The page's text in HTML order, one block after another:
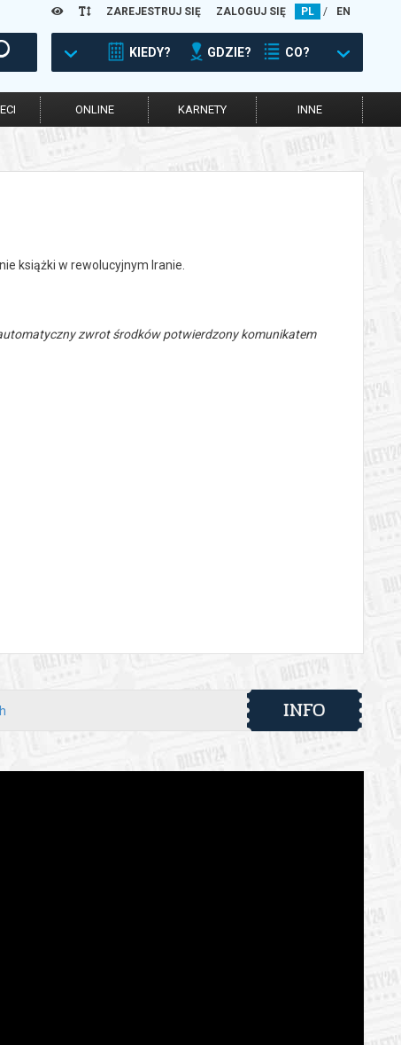
ZAREJESTRUJ SIĘ ZALOGUJ SIĘ PL / EN
KIEDY? GDZIE? CO?
ONLINE KARNETY INNE
książki w rewolucyjnym Iranie.
zwrot środków potwierdzony komunikatem
INFO